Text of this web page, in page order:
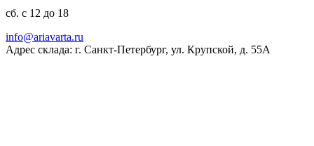
сб. с 12 до 18
ur.atravaira@ofni
Адрес склада: г. Санкт-Петербург, ул. Крупской, д. 55А